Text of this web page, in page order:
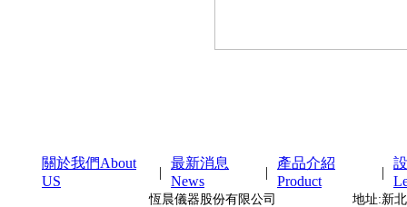
關於我們About
US
|
最新消息
News
|
產品介紹
Product
|
恆晨儀器股份有限公司 地址:新北市三